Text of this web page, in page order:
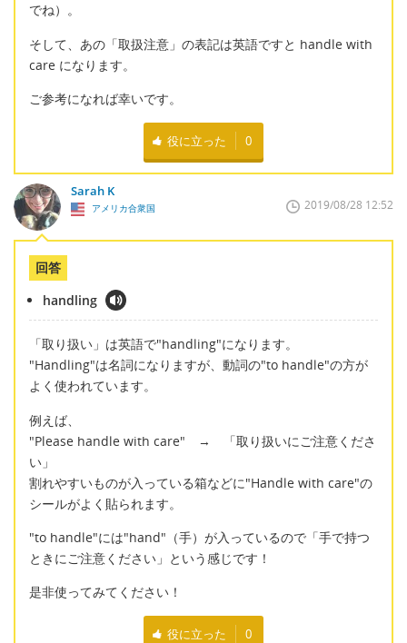
でね）。
そして、あの「取扱注意」の表記は英語ですと handle with
care になります。
ご参考になれば幸いです。
役に立った 0
Sarah K
アメリカ合衆国 2019/08/28 12:52
回答
handling
「取り扱い」は英語で"handling"になります。
"Handling"は名詞になりますが、動詞の"to handle"の方が
よく使われています。
例えば、
"Please handle with care" → 「取り扱いにご注意くださ
い」
割れやすいものが入っている箱などに"Handle with care"の
シールがよく貼られます。
"to handle"には"hand"（手）が入っているので「手で持つ
ときにご注意ください」という感じです！
是非使ってみてください！
役に立った 0